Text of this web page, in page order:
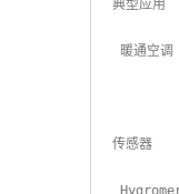
典型应用
传感器